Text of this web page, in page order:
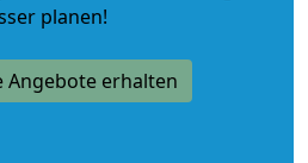
planen!
Angebote erhalten